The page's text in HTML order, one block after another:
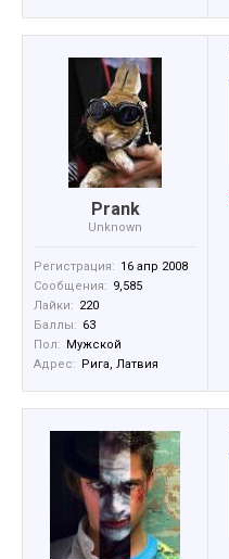
Prank
Unknown
Регистрация: 16 апр 2008
Сообщения: 9,585
Лайки: 220
Баллы: 63
Пол:
Мужской
Адрес:
Рига, Латвия